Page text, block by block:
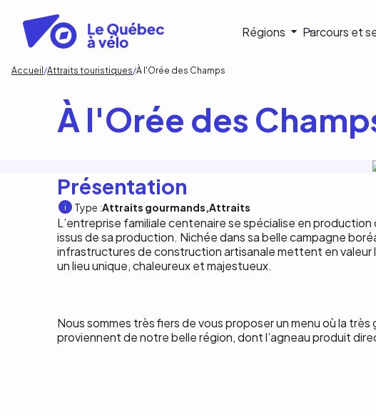
contenu
principal
Navigation
Régions Parcours et
Fil
d'Ariane
Accueil Attraits touristiques À l'Orée des Champs
À l'Orée des
Présentation
Type :Attraits gourmands Attraits
L’entreprise familiale centenaire se spécialise en
issus de sa production. Nichée dans sa belle campagne
infrastructures de construction artisanale mettent en
un lieu unique, chaleureux et majestueux.
Nous sommes très fiers de vous proposer un menu où la
proviennent de notre belle région, dont l’agneau produit